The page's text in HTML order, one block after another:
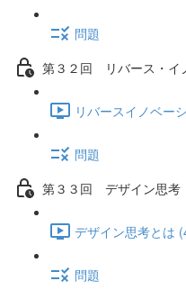
問題
第３２回 リバース・イ
リバースイノベー
問題
第３３回 デザイン思考
デザイン思考とは
問題